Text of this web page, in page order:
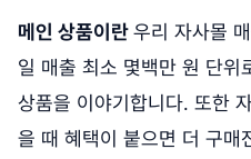
메인 상품이란우리 자사몰
일 매출 최소 몇백만 원 단위
상품을 이야기합니다. 또한
을 때 혜택이 붙으면 더 구매